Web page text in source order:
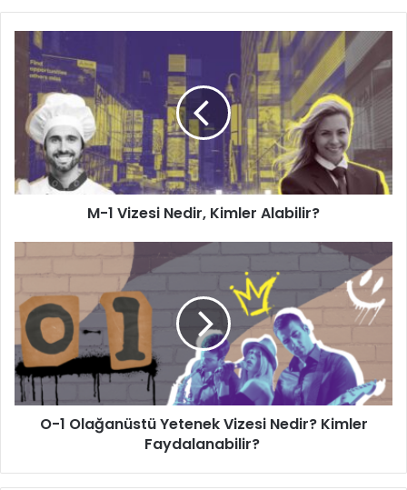
Vizesi
Nedir,
Kimler
Alabilir?
M-1 Vizesi Nedir, Kimler Alabilir?
Yetenek
Vizesi
Nedir?
Kimler
Faydalanabilir?
O-1 Olağanüstü Yetenek Vizesi Nedir? Kimler
Faydalanabilir?